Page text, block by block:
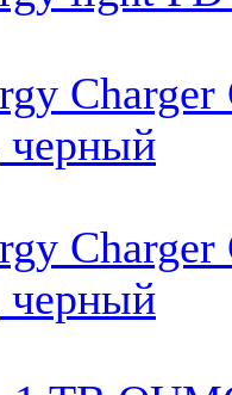
черный
черный